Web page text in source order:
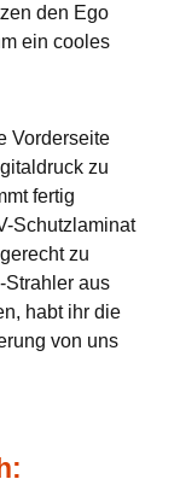
den Ego
ein cooles
Vorderseite
zu
fertig
Schutzlaminat
zu
Strahler aus
habt ihr die
von uns